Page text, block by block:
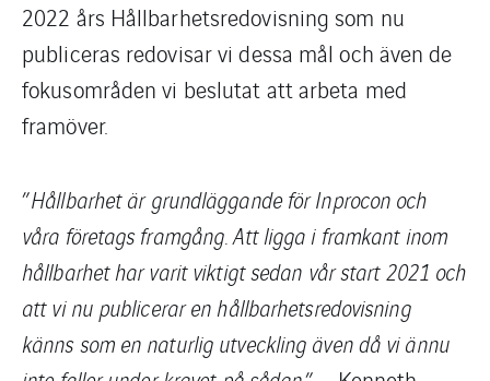
2022 års Hållbarhetsredovisning som nu
publiceras redovisar vi dessa mål och även de
fokusområden vi beslutat att arbeta med
framöver.
”Hållbarhet är grundläggande för Inprocon och
våra företags framgång. Att ligga i framkant inom
hållbarhet har varit viktigt sedan vår start 2021 och
att vi nu publicerar en hållbarhetsredovisning
känns som en naturlig utveckling även då vi ännu